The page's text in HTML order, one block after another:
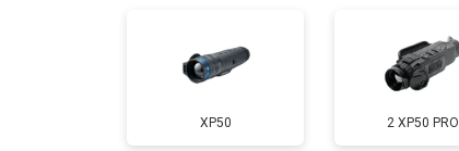
XP50 2 XP50 PRO